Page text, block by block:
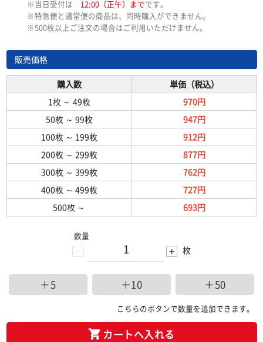
※当日受付は 12:00（正午）までです。
※特急便と通常便の商品は、同時購入ができません。
※500枚以上ご注文の場合はご利用いただけません。
販売価格
購入数
単価（税込）
1枚 ～ 49枚
970円
50枚 ～ 99枚
947円
100枚 ～ 199枚
912円
200枚 ～ 299枚
877円
300枚 ～ 399枚
762円
400枚 ～ 499枚
727円
500枚 ～ 693円
-
数量
+ 枚
＋5 ＋10 ＋50
こちらのボタンで数量を追加できます。
カートへ入れる